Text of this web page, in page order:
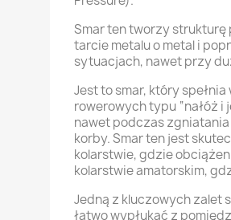
Smar ten tworzy strukturę
tarcie metalu o metal i
sytuacjach, nawet przy
Jest to smar, który
rowerowych typu “nałóż i
nawet podczas
korby. Smar ten jest
kolarstwie, gdzie
kolarstwie amatorskim,
Jedną z kluczowych zalet
łatwo wypłukać z